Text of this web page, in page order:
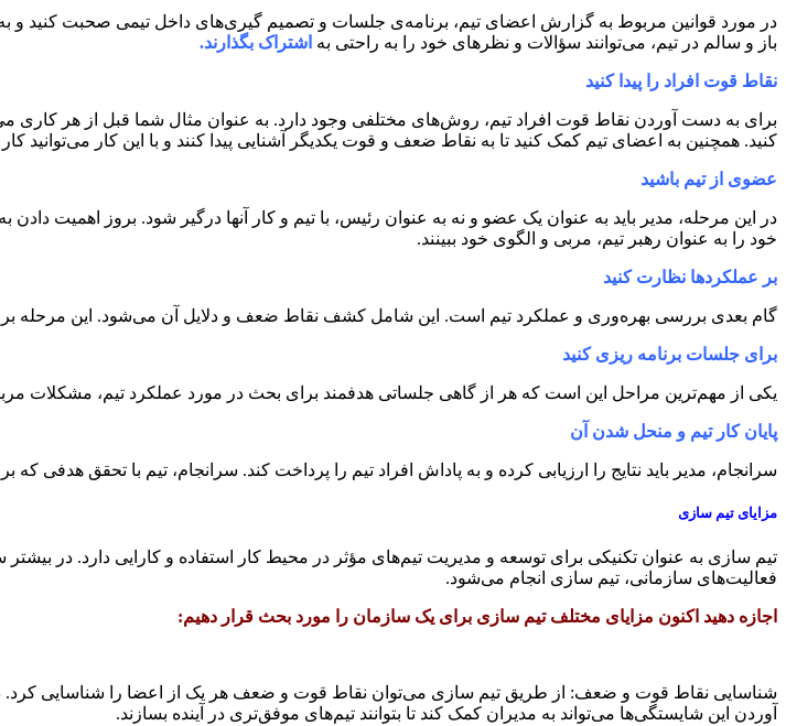
در مورد قوانین مربوط به گزارش اعضای تیم، برنامه‌ی جلسات و تصمیم گیری‌های داخل تیمی صحبت کنید و به
باز و سالم در تیم، می‌توانند سؤالات و نظرهای خود را به راحتی به اشتراک بگذارند.
نقاط قوت افراد را پیدا کنید
کنید. همچنین به اعضای تیم کمک کنید تا به نقاط ضعف و قوت یکدیگر آشنایی پیدا کنند و با این کار می‌توانید
عضوی از تیم باشید
در این مرحله، مدیر باید به عنوان یک عضو و نه به عنوان رئیس، با تیم و کار آنها درگیر شود. بروز اهمیت
خود را به عنوان رهبر تیم، مربی و الگوی خود ببینند.
بر عملکردها نظارت کنید
گام بعدی بررسی بهره‌وری و عملکرد تیم است. این شامل کشف نقاط ضعف و دلایل آن می‌شود. این مرحله
برای جلسات برنامه ریزی کنید
یکی از مهم‌ترین مراحل این است که هر از گاهی جلساتی هدفمند برای بحث در مورد عملکرد تیم، مشکلات
پایان کار تیم و منحل شدن آن
سرانجام، مدیر باید نتایج را ارزیابی کرده و به پاداش افراد تیم را پرداخت کند. سرانجام، تیم با تحقق هدفی
مزایای تیم سازی
تیم سازی به عنوان تکنیکی برای توسعه و مدیریت تیم‌های مؤثر در محیط کار استفاده و کارایی دارد. در بیشتر
فعالیت‌های سازمانی، تیم سازی انجام می‌شود.
اجازه دهید اکنون مزایای مختلف تیم سازی برای یک سازمان را مورد بحث قرار دهیم:
شناسایی نقاط قوت و ضعف: از طریق تیم سازی می‌توان نقاط قوت و ضعف هر یک از اعضا را شناسایی کرد. در
آوردن این شایستگی‌ها می‌تواند به مدیران کمک کند تا بتوانند تیم‌های موفق‌تری در آینده بسازند.